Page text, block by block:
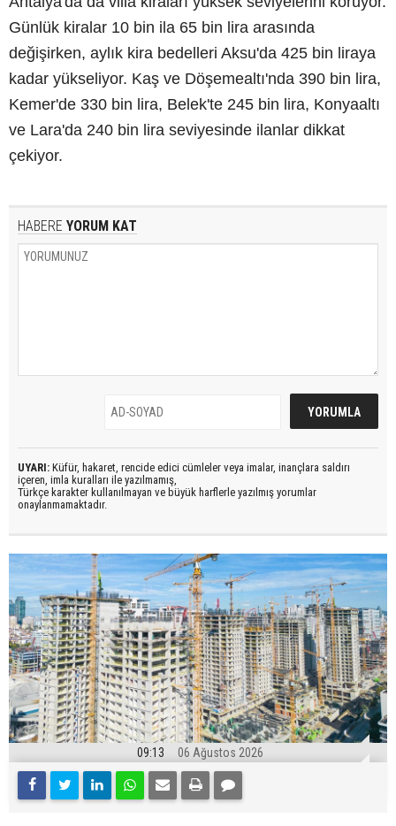
Günlük kiralar 10 bin ila 65 bin lira arasında
değişirken, aylık kira bedelleri Aksu'da 425 bin liraya
kadar yükseliyor. Kaş ve Döşemealtı'nda 390 bin lira,
Kemer'de 330 bin lira, Belek'te 245 bin lira, Konyaaltı
ve Lara'da 240 bin lira seviyesinde ilanlar dikkat
çekiyor.
HABERE YORUM KAT
UYARI: Küfür, hakaret, rencide edici cümleler veya imalar, inançlara saldırı
içeren, imla kuralları ile yazılmamış,
Türkçe karakter kullanılmayan ve büyük harflerle yazılmış yorumlar
onaylanmamaktadır.
09:13 06 Ağustos 2026